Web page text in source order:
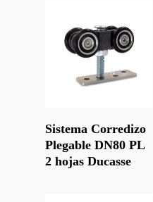
Sistema Corredizo
Plegable DN80 PL
2 hojas Ducasse